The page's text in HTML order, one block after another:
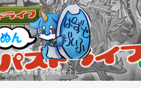
ラ生活を刺激する情報サイト